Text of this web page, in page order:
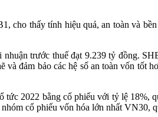
cho thấy tính hiệu quả, an toàn và
trước thuế đạt 9.239 tỷ đồng.
đảm bảo các hệ số an toàn vốn tốt
2022 bằng cổ phiếu với tỷ lệ 18%,
cổ phiếu vốn hóa lớn nhất VN30,